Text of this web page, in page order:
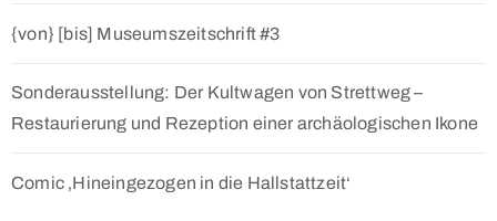
{von} [bis] Museumszeitschrift #3
Sonderausstellung: Der Kultwagen von Strettweg –
Restaurierung und Rezeption einer archäologischen Ikone
Comic ‚Hineingezogen in die Hallstattzeit‘